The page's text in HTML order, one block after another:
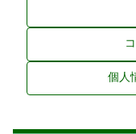
個人